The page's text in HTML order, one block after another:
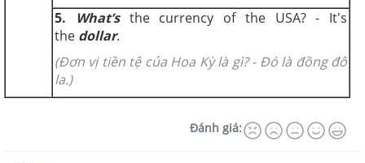
5.
What’sthe currency of the USA? - It's
the dollar.
(Đơn vị tiền tệ của Hoa Kỳ là gì? - Đó là đồng đô
la.)
Đánh giá: